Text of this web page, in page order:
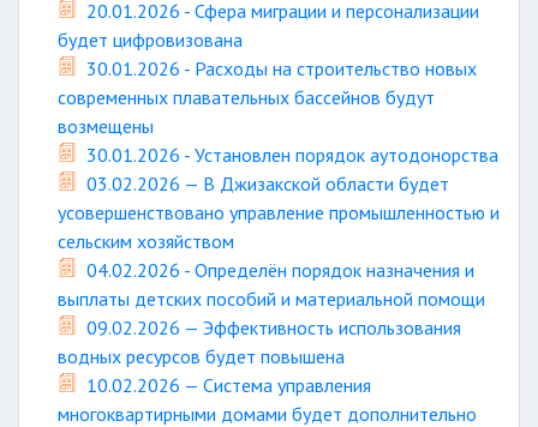
20.01.2026 - Сфера миграции и персонализации
будет цифровизована
30.01.2026 - Расходы на строительство новых
современных плавательных бассейнов будут
возмещены
30.01.2026 - Установлен порядок аутодонорства
03.02.2026 — В Джизакской области будет
усовершенствовано управление промышленностью и
сельским хозяйством
04.02.2026 - Определён порядок назначения и
выплаты детских пособий и материальной помощи
09.02.2026 — Эффективность использования
водных ресурсов будет повышена
10.02.2026 — Система управления
многоквартирными домами будет дополнительно